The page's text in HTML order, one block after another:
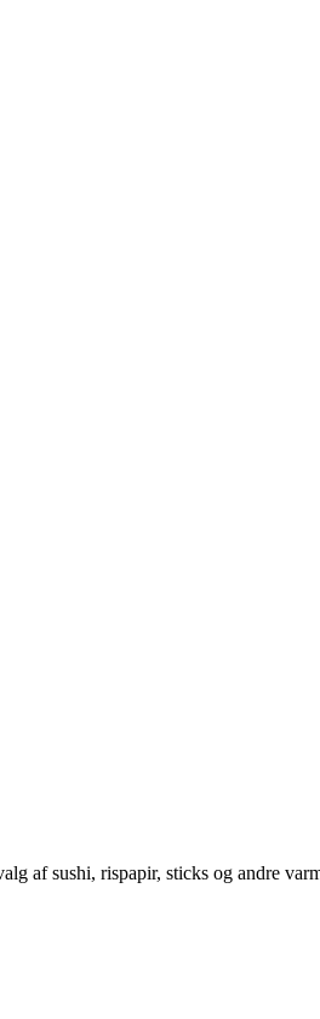
af sushi, rispapir, sticks og andre